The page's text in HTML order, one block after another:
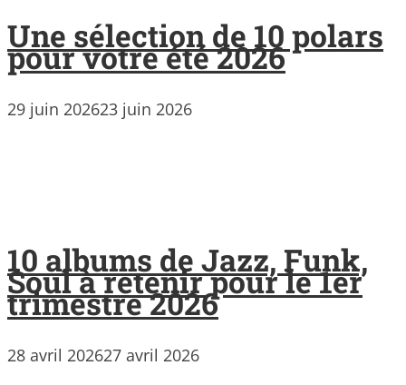
Une sélection de 10 polars
pour votre été 2026
29 juin 202623 juin 2026
10 albums de Jazz, Funk,
Soul à retenir pour le 1er
trimestre 2026
28 avril 202627 avril 2026